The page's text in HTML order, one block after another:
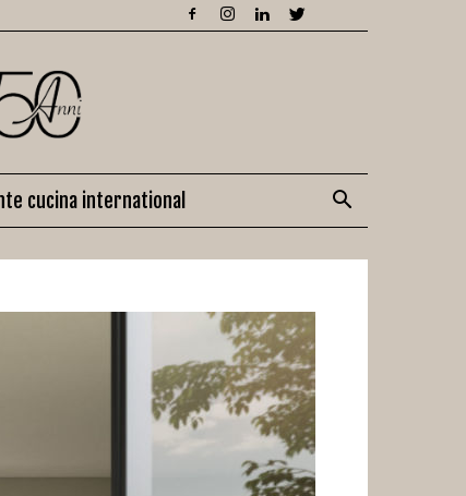
cucina international